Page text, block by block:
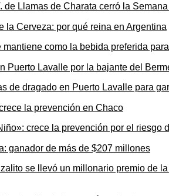
de Llamas de Charata cerró la
mantiene como la bebida preferida
de dragado en Puerto Lavalle para
crece la prevención por el riesgo
se llevó un millonario premio de